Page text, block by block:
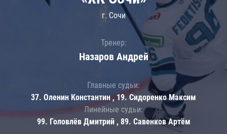
г. Сочи
Тренер:
Назаров Андрей
Главные судьи:
37. Оленин Константин , 19. Сидоренко Максим
Линейные судьи:
99. Головлёв Дмитрий , 89. Савенков Артём